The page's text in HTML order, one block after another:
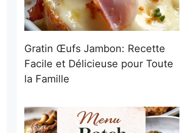
Gratin Œufs Jambon: Recette
Facile et Délicieuse pour Toute
la Famille